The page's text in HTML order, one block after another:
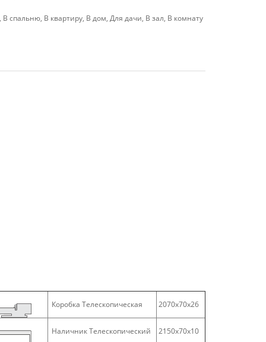
спальню, В квартиру, В дом, Для дачи, В зал, В комнату
Коробка Телескопическая 2070х70х26
Наличник Телескопический 2150х70х10